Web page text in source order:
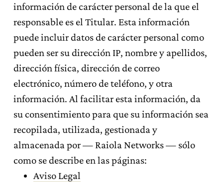
información de carácter personal de la que el
responsable es el Titular. Esta información
puede incluir datos de carácter personal como
pueden ser su dirección IP, nombre y apellidos,
dirección física, dirección de correo
electrónico, número de teléfono, y otra
información. Al facilitar esta información, da
su consentimiento para que su información sea
recopilada, utilizada, gestionada y
almacenada por — Raiola Networks — sólo
como se describe en las páginas:
Aviso Legal